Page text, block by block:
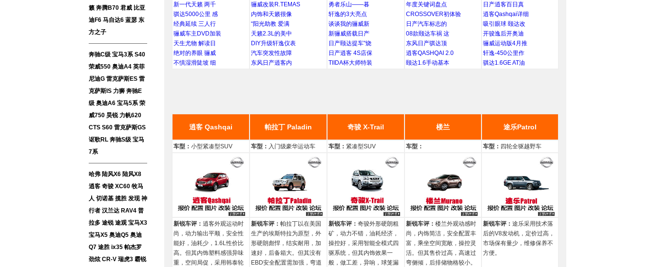
籁 奔腾B70 君威 比亚
迪F6 马自达6 蓝瑟 东
方之子
奔驰C级 宝马3系 S40
荣威550 奥迪A4 英菲
尼迪G 雷克萨斯ES 雷
克萨斯IS 力狮 奔驰E
级 奥迪A6 宝马5系 荣
威750 昊锐 力帆620
CTS S60 雷克萨斯GS
讴歌RL 奔驰S级 宝马
7系
哈弗 陆风X6 陆风X8
逍客 奇骏 XC60 牧马
人 切诺基 揽胜 发现 神
行者 汉兰达 RAV4 普
拉多 途锐 途观 宝马X3
宝马X5 奥迪Q5 奥迪
Q7 途胜 ix35 帕杰罗
劲炫 CR-V 瑞虎3 霸锐
新一代天籁 两千
骐达5000公里 感
经典延续 三人行
骊威车主DVD加装
天生尤物 解读日
绝对的养眼 骊威
不惧湿滑陡坡 细
骊威改装R.TEMAS
内饰和天籁很像
“阳光助教 爱满
天籁2.3L的美中
DIY升级轩逸仪表
汽车突发性故障
东风日产逍客内
勇者乐山——暮
轩逸的3大亮点
谈谈我的骊威新
新骊威搭载日产
日产颐达提车"烧
日产逍客 4S店保
TIIDA杯大师特装
年度关键词盘点
CROSSOVER初体验
日产汽车标志的
08款颐达车祸 这
东风日产骐达顶
逍客QASHQAI 2.0
颐达1.6手动基本
日产逍客百日真
逍客Qashqai详细
吸引眼球 颐达改
开骏逸后开奥迪
骊威运动版4月推
轩逸-450公里作
骐达1.6GE AT油
逍客 Qashqai 帕拉丁 Paladin 奇骏 X-Trail 楼兰 途乐Patrol
车型： 小型紧凑型SUV 车型： 入门级豪华运动车 车型： 紧凑型SUV 车型： 车型： 四轮全驱越野车
新锐车评： 逍客外观运动时
尚，动力输出平顺，安全性
能好，油耗少，1.6L性价比
高。但其内饰塑料感强异味
重，空间局促，采用韩泰轮
新锐车评： 帕拉丁以在美国
生产的埃斯特拉为原型，外
形硬朗彪悍，结实耐用，加
速好，后备箱大。但其没有
EBD安全配置需加强，弯道
新锐车评： 奇骏外形硬朗粗
矿，动力不错，油耗经济，
操控好，采用智能全模式四
驱系统，但其内饰效果一
般，做工差，异响，球笼漏
新锐车评： 楼兰外观动感时
尚，内饰简洁，安全配置丰
富，乘坐空间宽敞，操控灵
活。但其售价过高，高速过
弯侧倾，后排储物格较小。
新锐车评： 途乐采用技术落
后的V8发动机，定价过高，
市场保有量少，维修保养不
方便。